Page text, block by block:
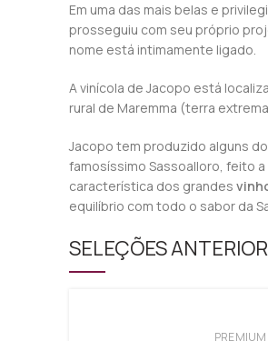
Em uma das mais belas e
prosseguiu com seu próprio
nome está intimamente ligado.
A vinícola de Jacopo está
rural de Maremma (terra
Jacopo tem produzido alguns
famosíssimo Sassoalloro, feito
característica dos grandes
equilíbrio com todo o sabor da
SELEÇÕES
PREMIUM